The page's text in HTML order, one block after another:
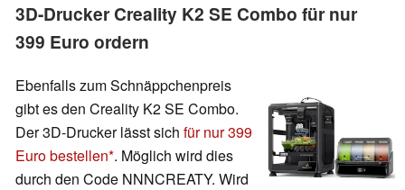
3D-Drucker Creality K2 SE Combo für nur
399 Euro ordern
Ebenfalls zum Schnäppchenpreis
gibt es den Creality K2 SE Combo.
Der 3D-Drucker lässt sich für nur 399
Euro bestellen . Möglich wird dies
durch den Code NNNCREATY. Wird